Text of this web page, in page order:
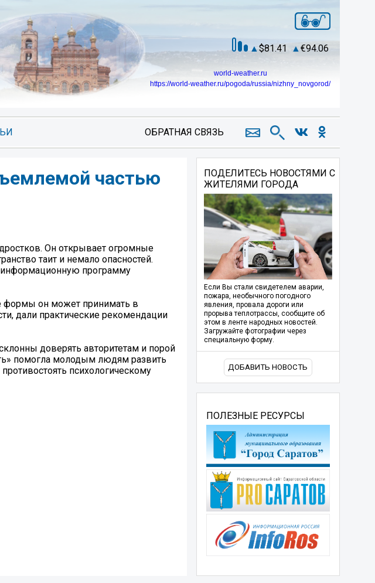
81.41 94.06
world-weather.ru
https://world-weather.ru/pogoda/russia/nizhny_novgorod/
ОБРАТНАЯ СВЯЗЬ
частью
Он открывает огромные
таит и немало опасностей.
программу
формы он может принимать в
дали практические рекомендации
доверять авторитетам и порой
помогла молодым людям развить
психологическому
ПОДЕЛИТЕСЬ НОВОСТЯМИ С
ЖИТЕЛЯМИ ГОРОДА
Если Вы стали свидетелем аварии,
пожара, необычного погодного
явления, провала дороги или
прорыва теплотрассы, сообщите об
этом в ленте народных новостей.
Загружайте фотографии через
специальную форму.
ДОБАВИТЬ НОВОСТЬ
ПОЛЕЗНЫЕ РЕСУРСЫ